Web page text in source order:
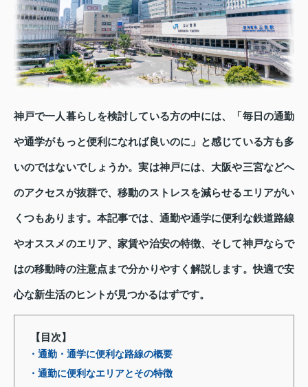
神戸で一人暮らしを検討している方の中には、「毎日の通勤
や通学がもっと便利になれば良いのに」と感じている方も多
いのではないでしょうか。実は神戸には、大阪や三宮などへ
のアクセスが抜群で、移動のストレスを減らせるエリアがい
くつもあります。本記事では、通勤や通学に便利な鉄道路線
やオススメのエリア、家賃や治安の特徴、そして神戸ならで
はの移動時の注意点まで分かりやすく解説します。快適で安
心な新生活のヒントが見つかるはずです。
【目次】
・通勤・通学に便利な路線の概要
・通勤に便利なエリアとその特徴